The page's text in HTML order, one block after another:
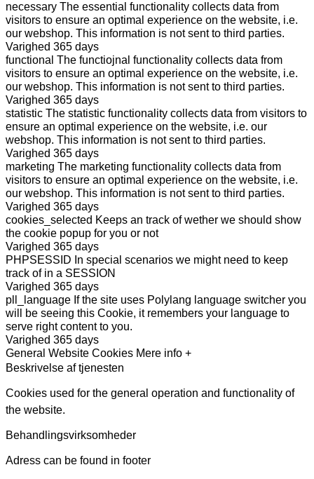
necessary The essential functionality collects data from
visitors to ensure an optimal experience on the website, i.e.
our webshop. This information is not sent to third parties.
Varighed 365 days
functional The functiojnal functionality collects data from
visitors to ensure an optimal experience on the website, i.e.
our webshop. This information is not sent to third parties.
Varighed 365 days
statistic The statistic functionality collects data from visitors to
ensure an optimal experience on the website, i.e. our
webshop. This information is not sent to third parties.
Varighed 365 days
marketing The marketing functionality collects data from
visitors to ensure an optimal experience on the website, i.e.
our webshop. This information is not sent to third parties.
Varighed 365 days
cookies_selected Keeps an track of wether we should show
the cookie popup for you or not
Varighed 365 days
PHPSESSID In special scenarios we might need to keep
track of in a SESSION
Varighed 365 days
pll_language If the site uses Polylang language switcher you
will be seeing this Cookie, it remembers your language to
serve right content to you.
Varighed 365 days
General Website Cookies Mere info +
Beskrivelse af tjenesten
Cookies used for the general operation and functionality of
the website.
Behandlingsvirksomheder
Adress can be found in footer